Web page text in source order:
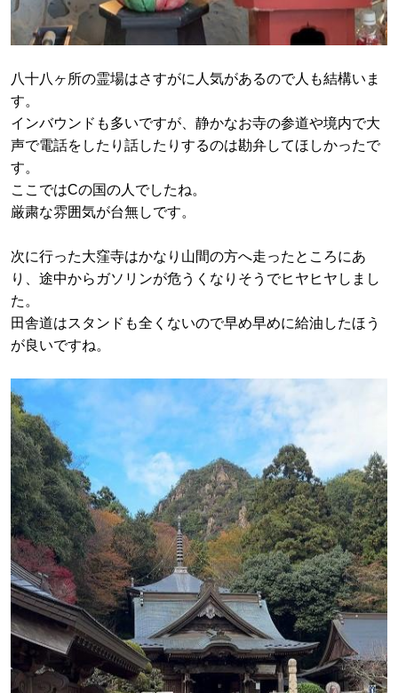
八十八ヶ所の霊場はさすがに人気があるので人も結構いま
す。
インバウンドも多いですが、静かなお寺の参道や境内で大
声で電話をしたり話したりするのは勘弁してほしかったで
す。
ここではCの国の人でしたね。
厳粛な雰囲気が台無しです。
次に行った大窪寺はかなり山間の方へ走ったところにあ
り、途中からガソリンが危うくなりそうでヒヤヒヤしまし
た。
田舎道はスタンドも全くないので早め早めに給油したほう
が良いですね。